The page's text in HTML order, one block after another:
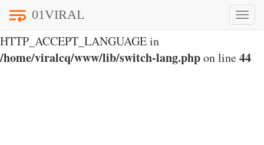
Notice
HTTP_ACCEPT_LANGUAGE in
/home/viralcq/www/lib/switch-lang.phpon line44
Toggle
01VIRAL